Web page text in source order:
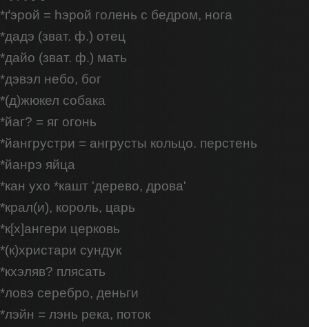
*ґэрой = hэрой голень с бедром, нога
*дадэ (зват. ф.) отец
*дайо (зват. ф.) мать
*дэвэл небо, бог
*(д)жюкел собака
*йаг? = яг огонь
*йангрустри = ангрусты кольцо. перстень
*йанрэ яйца
*кан ухо *кашт 'дерево, дрова'
*крал(и), король, царь
*к[х]ангери церковь
*(к)христари сундук
*кхэляв? плясать
*ловэ серебро, деньги
*лэйн = лэнь река, поток